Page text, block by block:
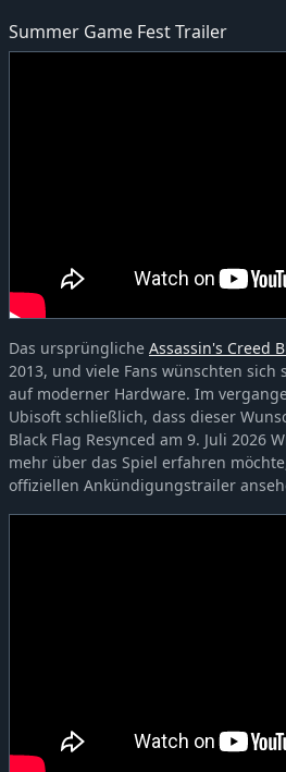
Summer Game Fest Trailer
Das ursprüngliche Assassin's Creed
2013, und viele Fans wünschten sich
auf moderner Hardware. Im
Ubisoft schließlich, dass dieser
Black Flag Resynced am 9. Juli 2026
mehr über das Spiel erfahren
offiziellen Ankündigungstrailer